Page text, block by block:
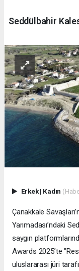
Seddülbahir
Erkek| Kadın
Çanakkale
Yarımadası’ndaki
saygın
Awards 2025’te
uluslararası jüri